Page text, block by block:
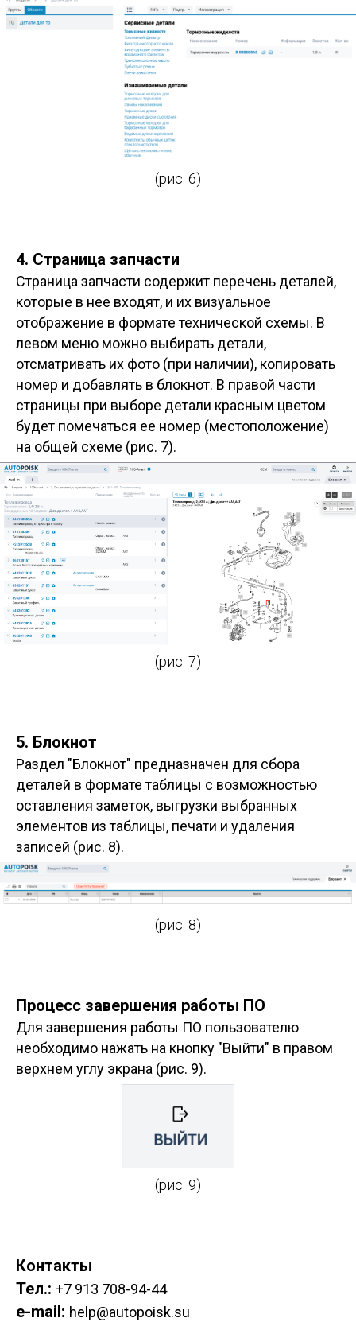
(рис. 6)
4. Страница запчасти
Страница запчасти содержит перечень деталей,
которые в нее входят, и их визуальное
отображение в формате технической схемы. В
левом меню можно выбирать детали,
отсматривать их фото (при наличии), копировать
номер и добавлять в блокнот. В правой части
страницы при выборе детали красным цветом
будет помечаться ее номер (местоположение)
на общей схеме (рис. 7).
(рис. 7)
5. Блокнот
Раздел "Блокнот" предназначен для сбора
деталей в формате таблицы с возможностью
оставления заметок, выгрузки выбранных
элементов из таблицы, печати и удаления
записей (рис. 8).
(рис. 8)
Процесс завершения работы ПО
Для завершения работы ПО пользователю
необходимо нажать на кнопку "Выйти" в правом
верхнем углу экрана (рис. 9).
(рис. 9)
Контакты
Тел.: +7 913 708-94-44
e-mail: help@autopoisk.su